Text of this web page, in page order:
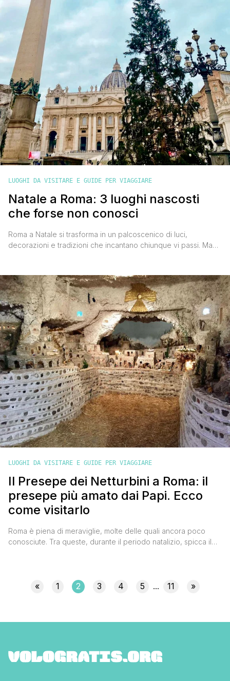
LUOGHI DA VISITARE E GUIDE PER VIAGGIARE
Natale a Roma: 3 luoghi nascosti
che forse non conosci
Roma a Natale si trasforma in un palcoscenico di luci,
decorazioni e tradizioni che incantano chiunque vi passi. Ma
un’esperienza autentica e sorprendente. Oggi ti porto alla
scoperta di tre luoghi nascosti che raccontano [']
LUOGHI DA VISITARE E GUIDE PER VIAGGIARE
Il Presepe dei Netturbini a Roma: il
presepe più amato dai Papi. Ecco
come visitarlo
Roma è piena di meraviglie, molte delle quali ancora poco
conosciute. Tra queste, durante il periodo natalizio, spicca il
del Bernini e all’ombra della Cupola di [']
« 1 2 3 4 5 ... 11 »